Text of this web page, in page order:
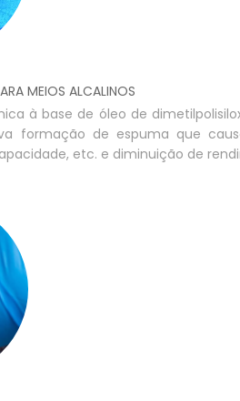
MEIOS ALCALINOS
à base de óleo de
formação de espuma que
etc. e diminuição de